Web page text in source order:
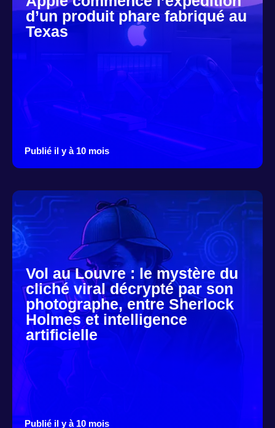
d’un produit phare fabriqué au
Texas
Publié il y à 10 mois
Vol au Louvre : le mystère du
cliché viral décrypté par son
photographe, entre Sherlock
Holmes et intelligence
artificielle
Publié il y à 10 mois